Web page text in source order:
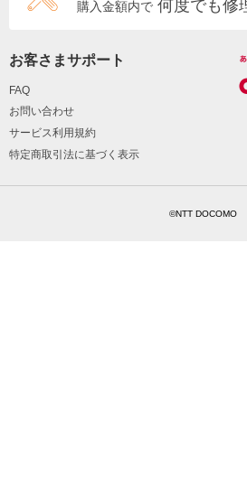
購入金額内で 何度でも修
お客さまサポート
FAQ
お問い合わせ
サービス利用規約
特定商取引法に基づく表示
©NTT DOCOMO